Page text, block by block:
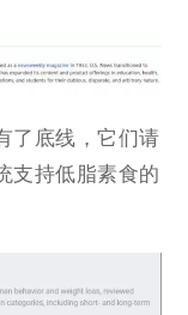
了底线，它们请
支持低脂素食的